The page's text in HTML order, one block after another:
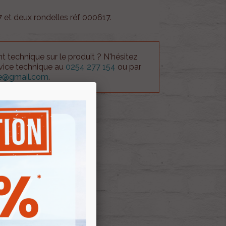
et deux rondelles réf 000617.
technique sur le produit ? N'hésitez
technique au 0254 277 154 ou par
.
PANIER
D'ENVIES